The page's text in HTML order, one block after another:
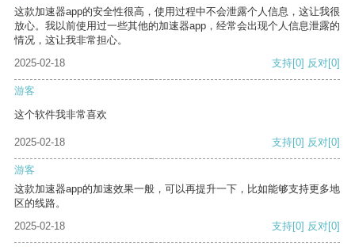
这款加速器app的安全性很高，使用过程中不会泄露个人信息，这让我很
放心。我以前使用过一些其他的加速器app，经常会出现个人信息泄露的
情况，这让我非常担心。
2025-02-18
支持[0] 反对[0]
游客
这个软件我非常喜欢
2025-02-18 支持[0] 反对[0]
游客
这款加速器app的加速效果一般，可以再提升一下，比如能够支持更多地
区的线路。
2025-02-18
支持[0] 反对[0]